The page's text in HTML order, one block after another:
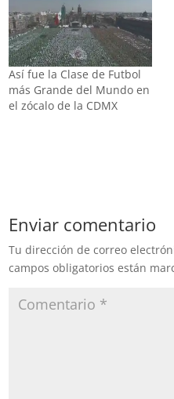
Línea 1 del Cablebús, que
va de Cuautepec a Indios
Verdes, en la Alcaldía
Gustavo…
Así fue la Clase de Futbol
más Grande del Mundo en
el zócalo de la CDMX
Enviar comentario
Tu dirección de correo
campos obligatorios están